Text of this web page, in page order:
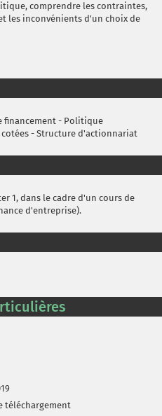
comprendre les contraintes,
les inconvénients d'un choix de
financement - Politique
- Structure d'actionnariat
1, dans le cadre d'un cours de
d'entreprise).
téléchargement